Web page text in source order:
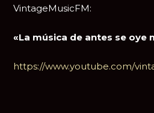
VintageMusicFM:
«La música de antes se oye
https://www.youtube.com/